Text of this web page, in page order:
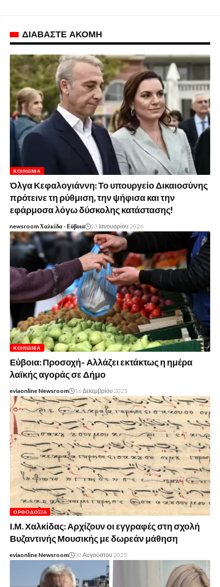
ΔΙΑΒΑΣΤΕ ΑΚΟΜΗ
ΚΟΙΝΩΝΊΑ
Όλγα Κεφαλογιάννη: Το υπουργείο Δικαιοσύνης
πρότεινε τη ρύθμιση, την ψήφισα και την
εφάρμοσα λόγω δύσκολης κατάστασης!
newsroom Χαλκίδα - Εϋβοια 23 Ιανουαρίου 2026
ΚΟΙΝΩΝΊΑ
Εύβοια: Προσοχή- Αλλάζει εκτάκτως η ημέρα
λαϊκής αγοράς σε Δήμο
eviaonline Newsroom 16 Δεκεμβρίου 2025
ΟΡΘΟΔΟΞΊΑ
Ι.Μ. Χαλκίδας: Αρχίζουν οι εγγραφές στη σχολή
Βυζαντινής Μουσικής με δωρεάν μάθηση
eviaonline Newsroom 30 Αυγούστου 2025